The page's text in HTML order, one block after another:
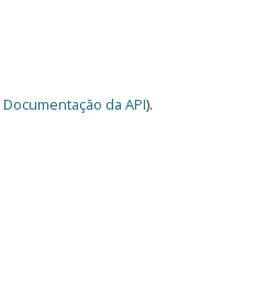
Documentação da API).